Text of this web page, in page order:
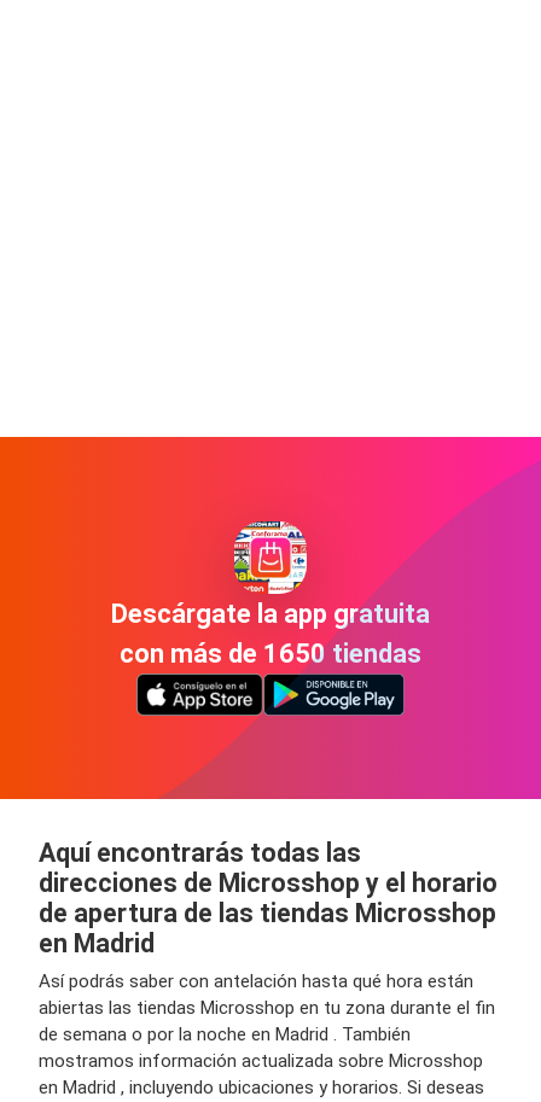
Descárgate la app gratuita
con más de 1650 tiendas
Aquí encontrarás todas las
direcciones de Microsshop y el horario
de apertura de las tiendas Microsshop
en Madrid
Así podrás saber con antelación hasta qué hora están
abiertas las tiendas Microsshop en tu zona durante el fin
de semana o por la noche en Madrid . También
mostramos información actualizada sobre Microsshop
en Madrid , incluyendo ubicaciones y horarios. Si deseas